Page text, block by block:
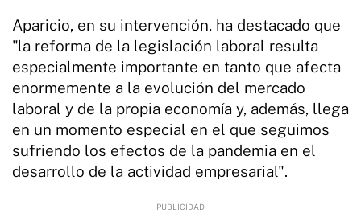
Aparicio, en su intervención, ha destacado que
"la reforma de la legislación laboral resulta
especialmente importante en tanto que afecta
enormemente a la evolución del mercado
laboral y de la propia economía y, además, llega
en un momento especial en el que seguimos
sufriendo los efectos de la pandemia en el
desarrollo de la actividad empresarial".